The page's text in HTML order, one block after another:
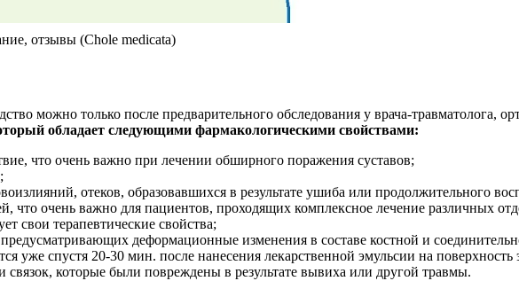
отзывы (Chole medicata)
можно только после предварительного обследования у врача-травматолога,
обладает следующими фармакологическими свойствами:
что очень важно при лечении обширного поражения суставов;
отеков, образовавшихся в результате ушиба или продолжительного
что очень важно для пациентов, проходящих комплексное лечение различных
свои терапевтические свойства;
деформационные изменения в составе костной и
уже спустя 20-30 мин. после нанесения лекарственной эмульсии на поверхность
которые были повреждены в результате вывиха или другой травмы.